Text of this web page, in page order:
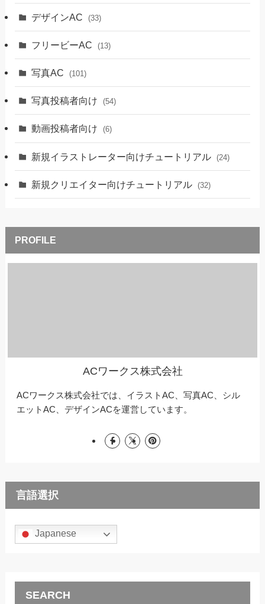
デザインAC (33)
フリービーAC (13)
写真AC (101)
写真投稿者向け (54)
動画投稿者向け (6)
新規イラストレーター向けチュートリアル (24)
新規クリエイター向けチュートリアル (32)
ACワークス株式会社
ACワークス株式会社では、イラストAC、写真AC、シル
エットAC、デザインACを運営しています。
言語選択
Japanese
SEARCH